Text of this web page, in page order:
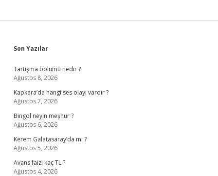
Sidebar
Son Yazılar
Tartışma bölümü nedir ?
Ağustos 8, 2026
Kapkara’da hangi ses olayı vardır ?
Ağustos 7, 2026
Bingöl neyin meşhur ?
Ağustos 6, 2026
Kerem Galatasaray’da mı ?
Ağustos 5, 2026
Avans faizi kaç TL ?
Ağustos 4, 2026